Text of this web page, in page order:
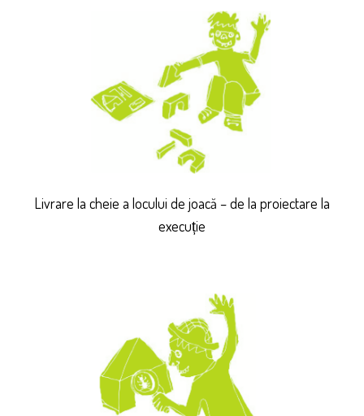
Livrare la cheie a locului de joacă – de la proiectare la
execuție